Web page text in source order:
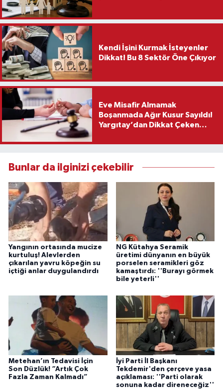
Kendi İşini Kurmak İsteyenler
Dikkat! Bu 8 Sektör Öne Çıkıyor
Eve Misafir Almamak
Boşanmada Ağır Kusur Sayıldı!
Yargıtay’dan Dikkat Çeken
Bunlar da ilginizi çekebilir
Yangının ortasında mucize
kurtuluş! Alevlerden
çıkarılan yavru köpeğin su
içtiği anlar duygulandırdı
NG Kütahya Seramik
üretimi dünyanın en büyük
porselen seramikleri göz
kamaştırdı: ''Burayı görmek
bile yeterli''
Metehan’ın Tedavisi İçin
Son Düzlük! “Artık Çok
Fazla Zaman Kalmadı”
İyi Parti İl Başkanı
Tekdemir'den çerçeve yasa
açıklaması: ''Parti olarak
sonuna kadar direneceğiz''